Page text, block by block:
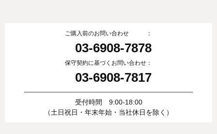
ご購入前のお問い合わせ ：
03-6908-7878
保守契約に基づくお問い合わせ：
03-6908-7817
受付時間 9:00-18:00
（土日祝日・年末年始・当社休日を除く）